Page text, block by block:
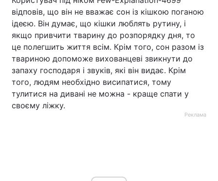
відповів, що він не вважає сон із кішкою поганою
ідеєю. Він думає, що кішки люблять рутину, і
якщо привчити тварину до розпорядку дня, то
це полегшить життя всім. Крім того, сон разом із
твариною допоможе вихованцеві звикнути до
запаху господаря і звуків, які він видає. Крім
того, людям необхідно висипатися, тому
тулитися на дивані не можна - краще спати у
своєму ліжку.
Реклама